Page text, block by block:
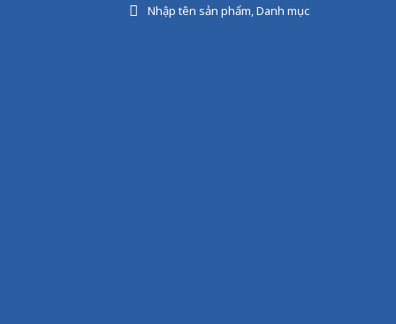
Nhập tên sản phẩm, Danh mục